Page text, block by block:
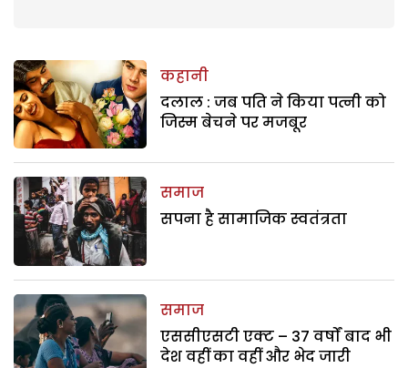
कहानी
दलाल : जब पति ने किया पत्नी को
जिस्म बेचने पर मजबूर
समाज
सपना है सामाजिक स्वतंत्रता
समाज
एससीएसटी एक्ट – 37 वर्षों बाद भी
देश वहीं का वहीं और भेद जारी